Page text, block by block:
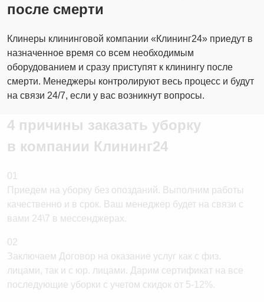
барабана)
эпоксидной затирки
Чистящие средства/
оборудование:
Наличие животного в квартире/доме
Чистящие, моющие средства
уборочный инвентарь
пылесос, стремянка
Доставка вышки-туры для высотных
работ
Выход дополнительного сотрудника
после смерти
Клинеры клининговой компании «Клининг24» приедут в
назначенное время со всем необходимым
оборудованием и сразу приступят к клинингу после
смерти. Менеджеры контролируют весь процесс и будут
на связи 24/7, если у вас возникнут вопросы.
4 причины заказать уборку
в компании Клининг24
01
Приедем на уборку без опозданий. Выполним работы
качественно и в срок. Ваш менеджер будет на связи с
вами 24\7 в мессенджерах.
02
Заключаем Договор на оказание услуг как с физ.
лицами, так и с юр. лицами. Дарим сертификат на все
последующие уборки с учетом скидок от 5-12%.